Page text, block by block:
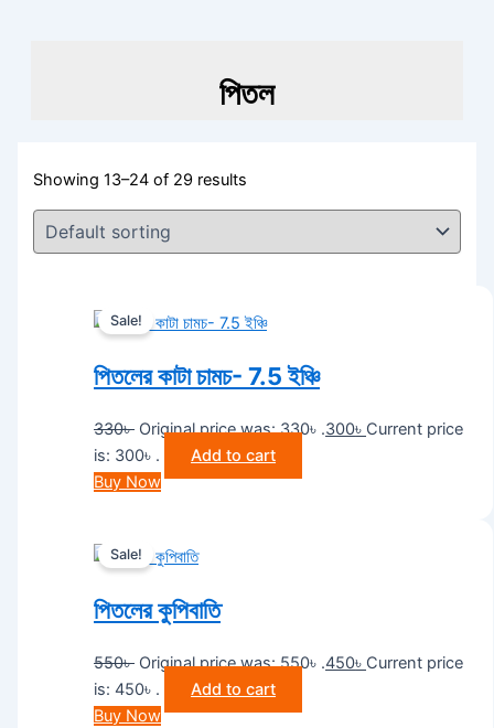
পিতল
Showing 13–24 of 29 results
Sale!
পিতলের কাটা চামচ- 7.5 ইঞ্চি
330৳ Original price was: 330৳ .300৳ Current price
is: 300৳ .
Add to cart
Buy Now
Sale!
পিতলের কুপিবাতি
550৳ Original price was: 550৳ .450৳ Current price
is: 450৳ .
Add to cart
Buy Now